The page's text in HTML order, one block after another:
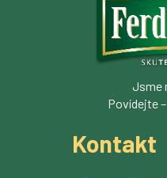
Jsme
Povídejte
Kontakt